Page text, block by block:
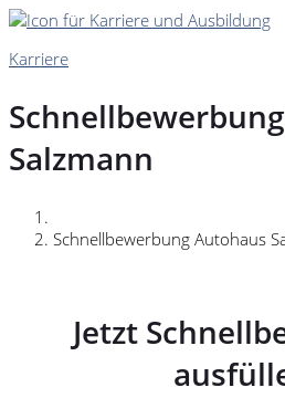
Karriere
Salzmann
Schnellbewerbung Autohaus
Jetzt